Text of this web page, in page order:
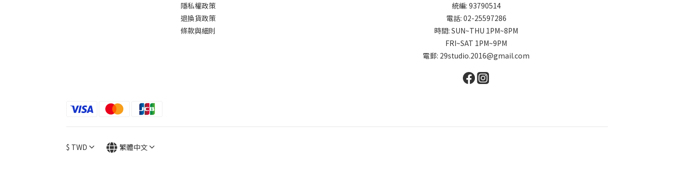
隱私權政策
退換貨政策
條款與細則
統編: 93790514
電話: 02-25597286
時間: SUN~THU 1PM~8PM
FRI~SAT 1PM~9PM
電郵: 29studio.2016@gmail.com
$ TWD 繁體中文